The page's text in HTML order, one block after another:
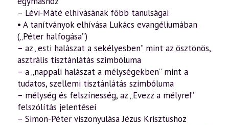
– Lévi-Máté elhívásának főbb tanulságai
• A tanítványok elhívása Lukács evangéliumában
(„Péter halfogása”)
– az „esti halászat a sekélyesben” mint az ösztönös,
asztrális tisztánlátás szimbóluma
– a „nappali halászat a mélységekben” mint a
tudatos, szellemi tisztánlátás szimbóluma
– mélység és felszínesség, az „Evezz a mélyre!”
felszólítás jelentései
– Simon-Péter viszonyulása Jézus Krisztushoz